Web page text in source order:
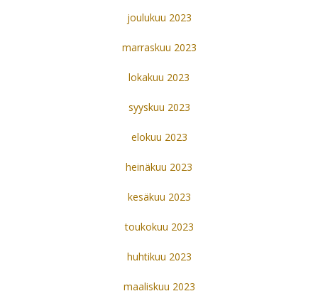
joulukuu 2023
marraskuu 2023
lokakuu 2023
syyskuu 2023
elokuu 2023
heinäkuu 2023
kesäkuu 2023
toukokuu 2023
huhtikuu 2023
maaliskuu 2023